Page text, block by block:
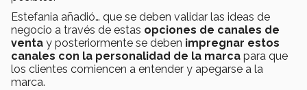
Estefania añadió… que se deben validar las ideas de
negocio a través de estas opciones de canales de
venta y posteriormente se deben impregnar estos
canales con la personalidad de la marca para que
los clientes comiencen a entender y apegarse a la
marca.